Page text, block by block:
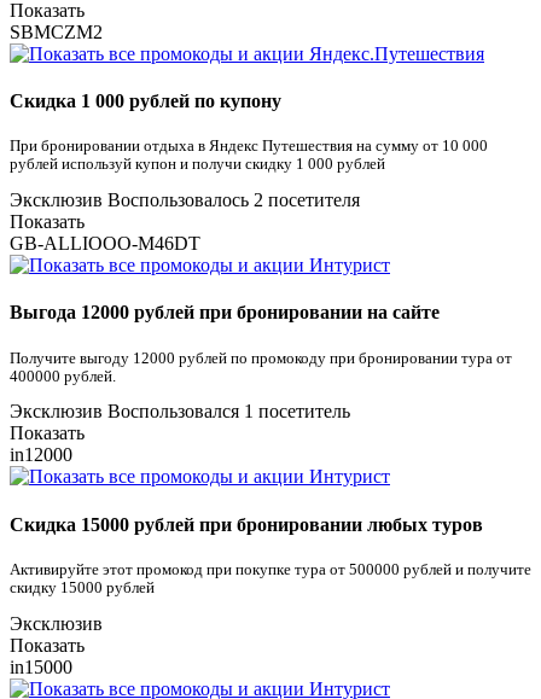
Показать
SBMCZM2
Скидка 1 000 рублей по купону
При бронировании отдыха в Яндекс Путешествия на сумму от 10 000
рублей используй купон и получи скидку 1 000 рублей
Эксклюзив Воспользовалось 2 посетителя
Показать
GB-ALLIOOO-M46DT
Выгода 12000 рублей при бронировании на сайте
Получите выгоду 12000 рублей по промокоду при бронировании тура от
400000 рублей.
Эксклюзив Воспользовался 1 посетитель
Показать
in12000
Скидка 15000 рублей при бронировании любых туров
Активируйте этот промокод при покупке тура от 500000 рублей и получите
скидку 15000 рублей
Эксклюзив
Показать
in15000